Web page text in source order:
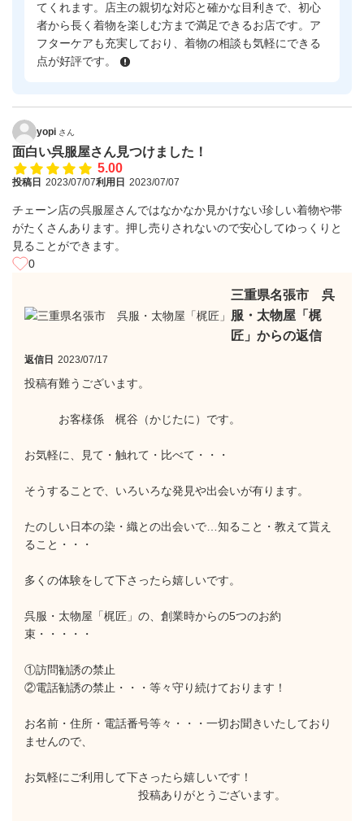
てくれます。店主の親切な対応と確かな目利きで、初心
者から長く着物を楽しむ方まで満足できるお店です。ア
フターケアも充実しており、着物の相談も気軽にできる
点が好評です。
yopi さん
面白い呉服屋さん見つけました！
5.00
投稿日 2023/07/07利用日 2023/07/07
チェーン店の呉服屋さんではなかなか見かけない珍しい着物や帯
がたくさんあります。押し売りされないので安心してゆっくりと
見ることができます。
0
三重県名張市 呉
服・太物屋「梶
匠」からの返信
返信日 2023/07/17
投稿有難うございます。
お客様係 梶谷（かじたに）です。
お気軽に、見て・触れて・比べて・・・
そうすることで、いろいろな発見や出会いが有ります。
たのしい日本の染・織との出会いで…知ること・教えて貰え
ること・・・
多くの体験をして下さったら嬉しいです。
呉服・太物屋「梶匠」の、創業時からの5つのお約
束・・・・・
①訪問勧誘の禁止
②電話勧誘の禁止・・・等々守り続けております！
お名前・住所・電話番号等々・・・一切お聞きいたしており
ませんので、
お気軽にご利用して下さったら嬉しいです！
投稿ありがとうございます。